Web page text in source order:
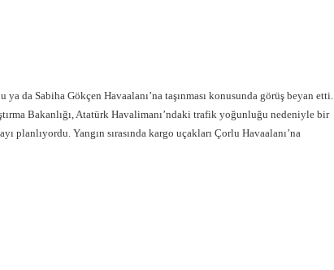
da Sabiha Gökçen Havaalanı’na taşınması konusunda görüş beyan etti.
Bakanlığı, Atatürk Havalimanı’ndaki trafik yoğunluğu nedeniyle bir
planlıyordu. Yangın sırasında kargo uçakları Çorlu Havaalanı’na